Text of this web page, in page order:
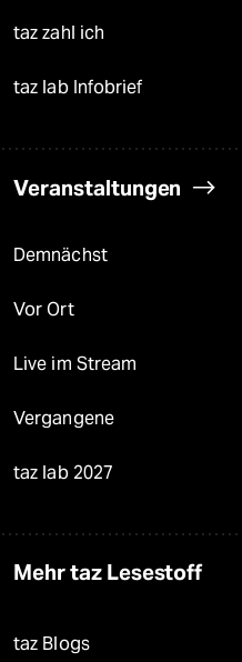
taz zahl ich
taz lab Infobrief
Veranstaltungen
Demnächst
Vor Ort
Live im Stream
Vergangene
taz lab 2027
Mehr taz Lesestoff
taz Blogs